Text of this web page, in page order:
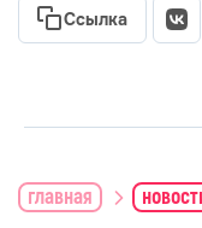
Ссылка
главная